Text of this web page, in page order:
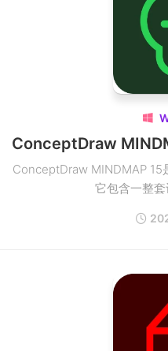

ConceptDraw MINDMAP 15
它包含一整